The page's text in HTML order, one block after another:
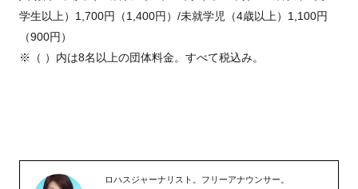
学生以上） 1,700円（1,400円） /未就学児（4歳以上） 1,100円
（900円）
※（ ）内は8名以上の団体料金。すべて税込み。
ロハスジャーナリスト。フリーアナウンサー。